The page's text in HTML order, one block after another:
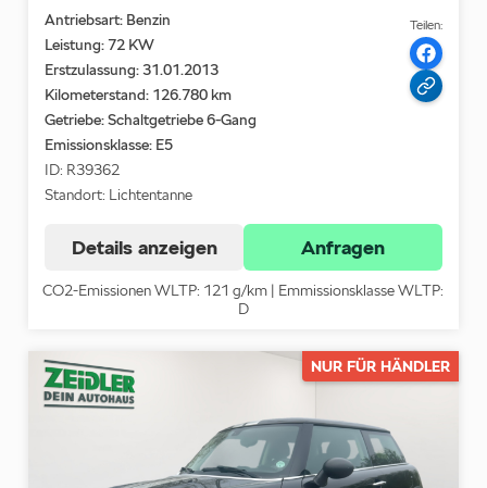
Antriebsart: Benzin
Leistung: 72 KW
Erstzulassung: 31.01.2013
Kilometerstand: 126.780 km
Getriebe: Schaltgetriebe 6-Gang
Emissionsklasse: E5
ID: R39362
Standort: Lichtentanne
Teilen:
Details anzeigen Anfragen
CO2-Emissionen WLTP: 121 g/km | Emmissionsklasse WLTP:
D
NUR FÜR HÄNDLER